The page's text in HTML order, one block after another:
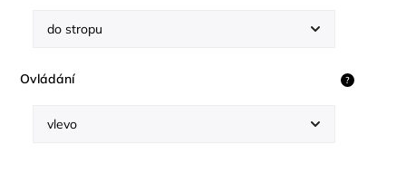
Ovládání ?